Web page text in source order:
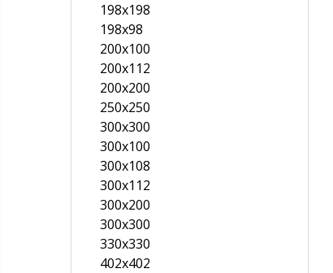
198x198
198x98
200x100
200х112
200х200
250х250
300x300
300х100
300х108
300х112
300х200
300х300
330х330
402х402